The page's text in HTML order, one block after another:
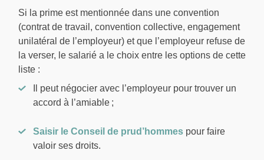
Si la prime est mentionnée dans une convention
(contrat de travail, convention collective, engagement
unilatéral de l’employeur) et que l’employeur refuse de
la verser, le salarié a le choix entre les options de cette
liste :
Il peut négocier avec l’employeur pour trouver un
accord à l’amiable ;
Saisir le Conseil de prud’hommes pour faire
valoir ses droits.